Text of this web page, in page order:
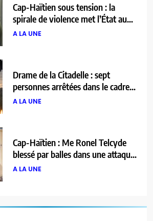
Drame de la Citadelle : sept
personnes arrêtées dans le cadre
de l’enquête
A LA UNE
Cap-Haïtien : Me Ronel Telcyde
blessé par balles dans une attaque
armée
A LA UNE
Haïti décrète trois jours de deuil
national après le drame de la
Citadelle Henry
A LA UNE
Au Limbé, un stade pour rallumer